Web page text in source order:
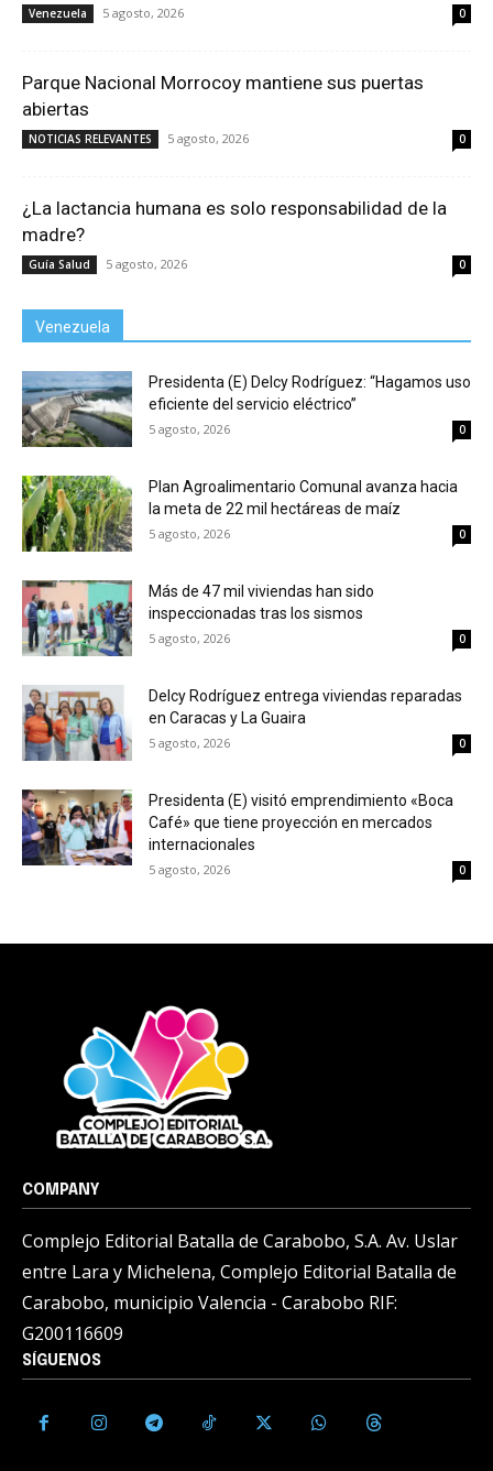
Venezuela 5 agosto, 2026 0
Parque Nacional Morrocoy mantiene sus puertas
abiertas
NOTICIAS RELEVANTES 5 agosto, 2026 0
¿La lactancia humana es solo responsabilidad de la
madre?
Guía Salud 5 agosto, 2026 0
Venezuela
Presidenta (E) Delcy Rodríguez: “Hagamos uso
eficiente del servicio eléctrico”
5 agosto, 2026 0
Plan Agroalimentario Comunal avanza hacia
la meta de 22 mil hectáreas de maíz
5 agosto, 2026 0
Más de 47 mil viviendas han sido
inspeccionadas tras los sismos
5 agosto, 2026 0
Delcy Rodríguez entrega viviendas reparadas
en Caracas y La Guaira
5 agosto, 2026 0
Presidenta (E) visitó emprendimiento «Boca
Café» que tiene proyección en mercados
internacionales
5 agosto, 2026 0
COMPANY
Complejo Editorial Batalla de Carabobo, S.A. Av. Uslar
entre Lara y Michelena, Complejo Editorial Batalla de
Carabobo, municipio Valencia - Carabobo RIF:
G200116609
SÍGUENOS